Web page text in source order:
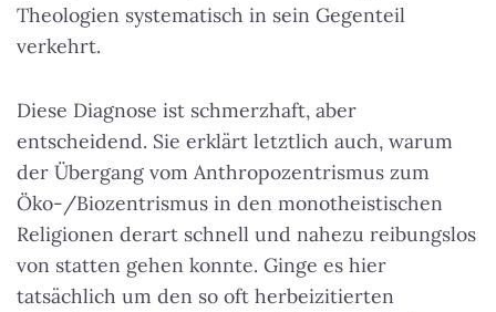
Theologien systematisch in sein Gegenteil
verkehrt.
Diese Diagnose ist schmerzhaft, aber
entscheidend. Sie erklärt letztlich auch, warum
der Übergang vom Anthropozentrismus zum
Öko-/Biozentrismus in den monotheistischen
Religionen derart schnell und nahezu reibungslos
von statten gehen konnte. Ginge es hier
tatsächlich um den so oft herbeizitierten